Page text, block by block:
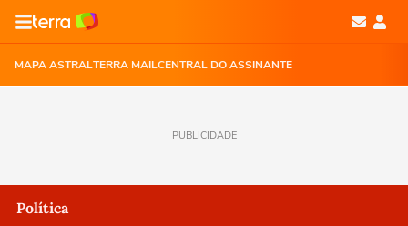
MAPA ASTRALTERRA MAILCENTRAL DO ASSINANTE
PUBLICIDADE
Política